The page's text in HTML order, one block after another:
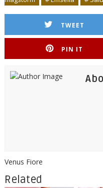
TWEET
PIN IT
Venus Fiore
Related